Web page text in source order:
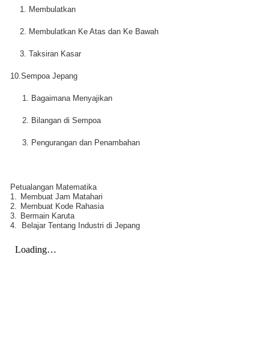
1. Membulatkan
2. Membulatkan Ke Atas dan Ke Bawah
3. Taksiran Kasar
10.Sempoa Jepang
1. Bagaimana Menyajikan
2. Bilangan di Sempoa
3. Pengurangan dan Penambahan
Petualangan Matematika
1.
Membuat Jam Matahari
2.
Membuat Kode Rahasia
3.
Bermain Karuta
4. Belajar Tentang Industri di Jepang